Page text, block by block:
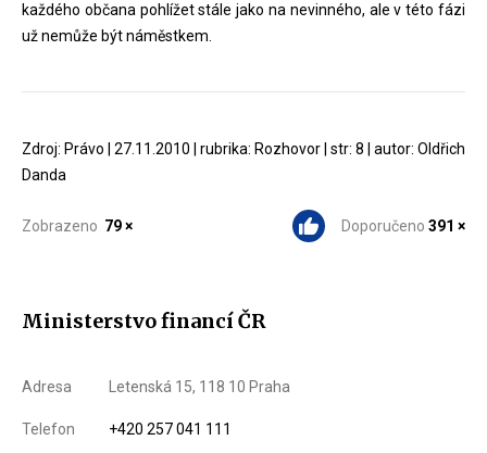
každého občana pohlížet stále jako na nevinného, ale v této fázi
už nemůže být náměstkem.
Zdroj: Právo | 27.11.2010 | rubrika: Rozhovor | str: 8 | autor: Oldřich
Danda
Zobrazeno 79 × Doporučeno 391 ×
Ministerstvo financí ČR
Adresa Letenská 15, 118 10 Praha
Telefon +420 257 041 111